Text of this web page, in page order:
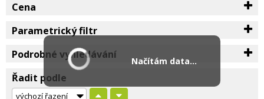
Cena
Parametrický filtr
Podrobné vyhledávání
Řadit podle
Načítám data...